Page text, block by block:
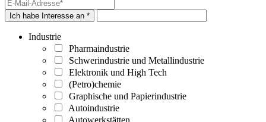
Ich habe Interesse an *
Industrie
Pharmaindustrie
Schwerindustrie und Metallindustrie
Elektronik und High Tech
(Petro)chemie
Graphische und Papierindustrie
Autoindustrie
Autowerkstätten